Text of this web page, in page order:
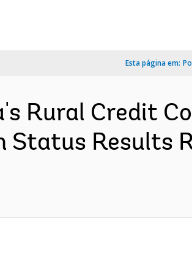
Esta página em:
Rural Credit
Results